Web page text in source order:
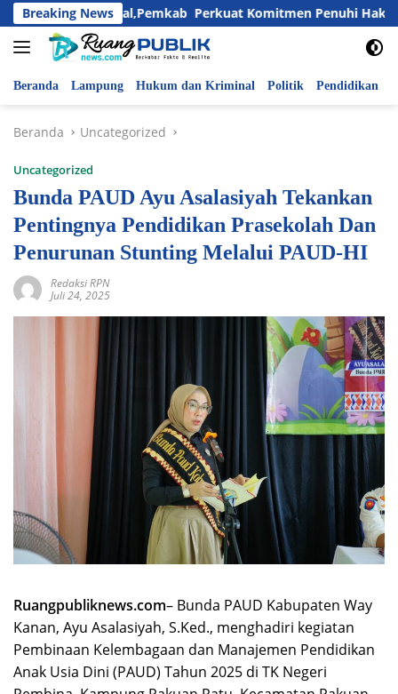
Langsung
ke
konten
Breaking News
Nasional,Pemkab Perkuat Komitmen Penuhi Hak dan
Beranda Lampung Hukum dan Kriminal Politik Pendidikan
Beranda Uncategorized
Uncategorized
Bunda PAUD Ayu Asalasiyah Tekankan
Pentingnya Pendidikan Prasekolah Dan
Penurunan Stunting Melalui PAUD-HI
Redaksi RPN
Juli 24, 2025
Ruangpubliknews.com– Bunda PAUD Kabupaten Way
Kanan, Ayu Asalasiyah, S.Ked., menghadiri kegiatan
Pembinaan Kelembagaan dan Manajemen Pendidikan
Anak Usia Dini (PAUD) Tahun 2025 di TK Negeri